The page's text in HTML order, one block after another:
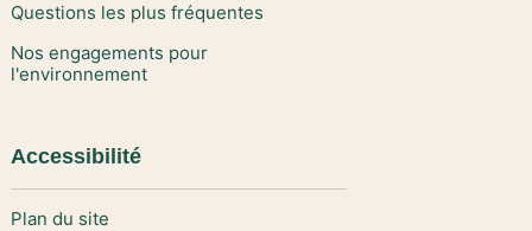
Questions les plus fréquentes
Nos engagements pour
l'environnement
Accessibilité
Plan du site